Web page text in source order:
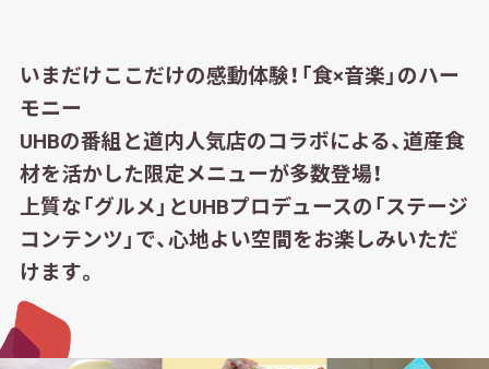
いまだけここだけの感動体験！「食×音楽」のハー
モニー
UHBの番組と道内人気店のコラボによる、道産食
材を活かした限定メニューが多数登場！
上質な「グルメ」とUHBプロデュースの「ステージ
コンテンツ」で、心地よい空間をお楽しみいただ
けます。